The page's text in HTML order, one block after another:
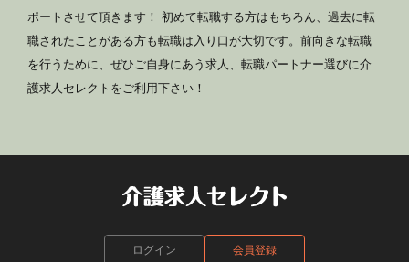
ポートさせて頂きます！ 初めて転職する方はもちろん、過去に転
職されたことがある方も転職は入り口が大切です。前向きな転職
を行うために、ぜひご自身にあう求人、転職パートナー選びに介
護求人セレクトをご利用下さい！
ログイン 会員登録